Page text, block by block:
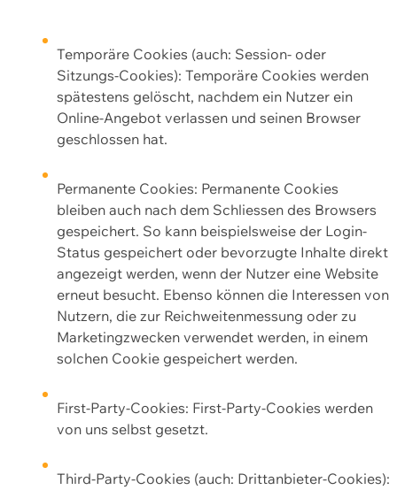
Temporäre Cookies (auch: Session- oder
Sitzungs-Cookies): Temporäre Cookies werden
spätestens gelöscht, nachdem ein Nutzer ein
Online-Angebot verlassen und seinen Browser
geschlossen hat.
Permanente Cookies: Permanente Cookies
bleiben auch nach dem Schliessen des Browsers
gespeichert. So kann beispielsweise der Login-
Status gespeichert oder bevorzugte Inhalte direkt
angezeigt werden, wenn der Nutzer eine Website
erneut besucht. Ebenso können die Interessen von
Nutzern, die zur Reichweitenmessung oder zu
Marketingzwecken verwendet werden, in einem
solchen Cookie gespeichert werden.
First-Party-Cookies: First-Party-Cookies werden
von uns selbst gesetzt.
Third-Party-Cookies (auch: Drittanbieter-Cookies):